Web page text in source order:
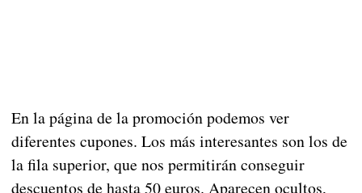
En la página de la promoción podemos ver
diferentes cupones. Los más interesantes son los de
la fila superior, que nos permitirán conseguir
descuentos de hasta 50 euros. Aparecen ocultos,